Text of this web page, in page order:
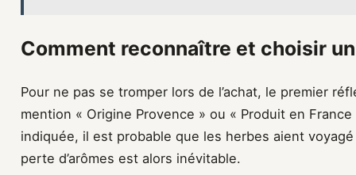
Comment reconnaître et choisir
Pour ne pas se tromper lors de l’achat, le premier
mention « Origine Provence » ou « Produit en
indiquée, il est probable que les herbes aient
perte d’arômes est alors inévitable.